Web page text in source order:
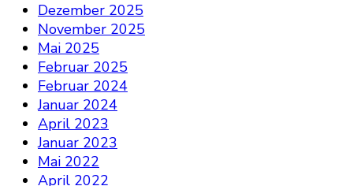
Dezember 2025
November 2025
Mai 2025
Februar 2025
Februar 2024
Januar 2024
April 2023
Januar 2023
Mai 2022
April 2022